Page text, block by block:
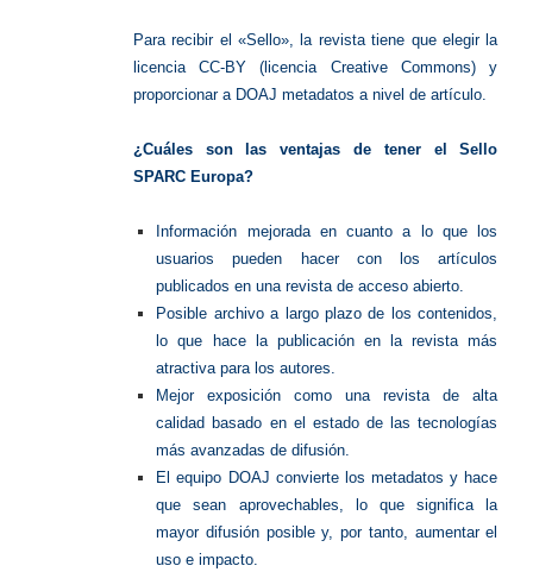
Para recibir el «Sello», la revista tiene que elegir la
licencia CC-BY (licencia Creative Commons) y
proporcionar a DOAJ metadatos a nivel de artículo.
¿Cuáles son las ventajas de tener el Sello
SPARC Europa?
Información mejorada en cuanto a lo que los
usuarios pueden hacer con los artículos
publicados en una revista de acceso abierto.
Posible archivo a largo plazo de los contenidos,
lo que hace la publicación en la revista más
atractiva para los autores.
Mejor exposición como una revista de alta
calidad basado en el estado de las tecnologías
más avanzadas de difusión.
El equipo DOAJ convierte los metadatos y hace
que sean aprovechables, lo que significa la
mayor difusión posible y, por tanto, aumentar el
uso e impacto.